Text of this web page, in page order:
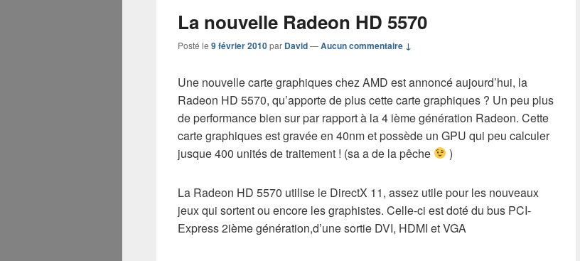
La nouvelle Radeon HD 5570
Posté le 9 février 2010par David—Aucun commentaire ↓
Une nouvelle carte graphiques chez AMD est annoncé aujourd’hui, la
Radeon HD 5570, qu’apporte de plus cette carte graphiques ? Un peu plus
de performance bien sur par rapport à la 4 ième génération Radeon. Cette
carte graphiques est gravée en 40nm et possède un GPU qui peu calculer
jusque 400 unités de traitement ! (sa a de la pêche
)
La Radeon HD 5570 utilise le DirectX 11, assez utile pour les nouveaux
jeux qui sortent ou encore les graphistes. Celle-ci est doté du bus PCI-
Express 2ième génération,d’une sortie DVI, HDMI et VGA